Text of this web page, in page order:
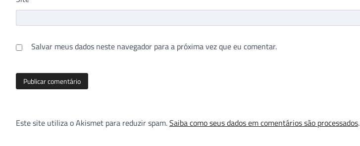
Salvar meus dados neste navegador para a próxima vez que eu comentar.
Este site utiliza o Akismet para reduzir spam.Saiba como seus dados em comentários são processados.